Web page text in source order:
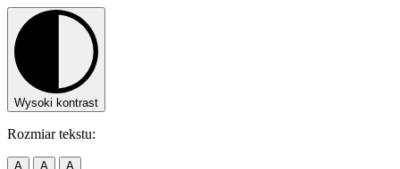
Wysoki kontrast
Rozmiar tekstu:
A A A